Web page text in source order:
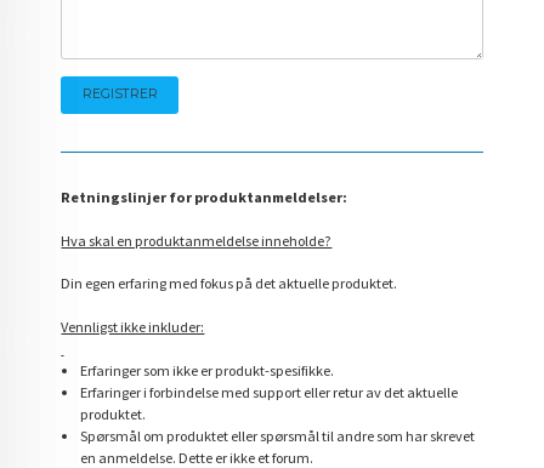
Retningslinjer for produktanmeldelser:
Hva skal en produktanmeldelse inneholde?
Din egen erfaring med fokus på det aktuelle produktet.
Vennligst ikke inkluder:
Erfaringer som ikke er produkt-spesifikke.
Erfaringer i forbindelse med support eller retur av det aktuelle
produktet.
Spørsmål om produktet eller spørsmål til andre som har skrevet
en anmeldelse. Dette er ikke et forum.